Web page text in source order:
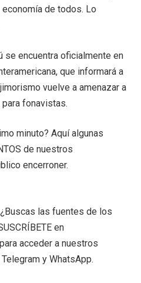
de todos. Lo
se encuentra oficialmente en
que informará a
vuelve a amenazar a
fonavistas.
minuto? Aquí algunas
de nuestros
encerroner.
las fuentes de los
en
para acceder a nuestros
y WhatsApp.